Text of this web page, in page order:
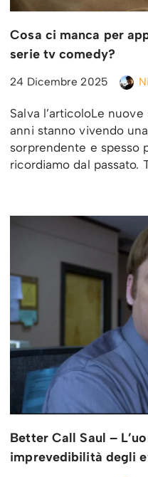
Cosa ci manca per
serie tv comedy?
24 Dicembre 2025
Salva l’articoloLe
anni stanno vivendo
sorprendente e spesso
ricordiamo dal passato.
Better Call Saul –
imprevedibilità degli